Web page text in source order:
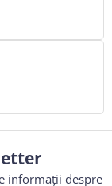
informații despre